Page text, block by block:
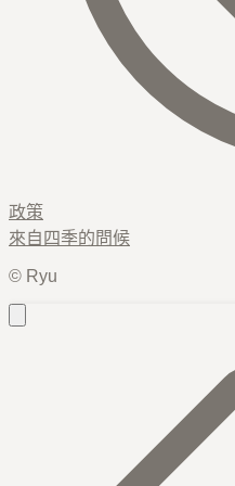
政策
來自 四季的問候
© Ryu